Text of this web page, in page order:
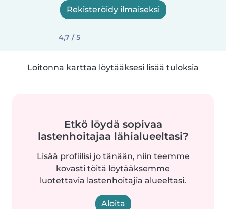
Rekisteröidy ilmaiseksi
4,7 / 5
Loitonna karttaa löytääksesi lisää tuloksia
Etkö löydä sopivaa
lastenhoitajaa lähialueeltasi?
Lisää profiilisi jo tänään, niin teemme
kovasti töitä löytääksemme
luotettavia lastenhoitajia alueeltasi.
Aloita